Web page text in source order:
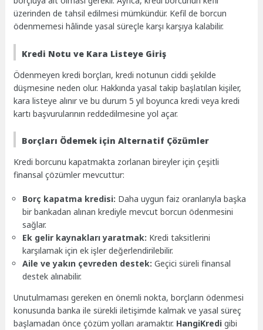
üzerinden de tahsil edilmesi mümkündür. Kefil de borcun
ödenmemesi hâlinde yasal süreçle karşı karşıya kalabilir.
Kredi Notu ve Kara Listeye Giriş
Ödenmeyen kredi borçları, kredi notunun ciddi şekilde
düşmesine neden olur. Hakkında yasal takip başlatılan kişiler,
kara listeye alınır ve bu durum 5 yıl boyunca kredi veya kredi
kartı başvurularının reddedilmesine yol açar.
Borçları Ödemek için Alternatif Çözümler
Kredi borcunu kapatmakta zorlanan bireyler için çeşitli
finansal çözümler mevcuttur:
Borç kapatma kredisi: Daha uygun faiz oranlarıyla başka
bir bankadan alınan krediyle mevcut borcun ödenmesini
sağlar.
Ek gelir kaynakları yaratmak: Kredi taksitlerini
karşılamak için ek işler değerlendirilebilir.
Aile ve yakın çevreden destek: Geçici süreli finansal
destek alınabilir.
Unutulmaması gereken en önemli nokta, borçların ödenmesi
konusunda banka ile sürekli iletişimde kalmak ve yasal süreç
başlamadan önce çözüm yolları aramaktır. HangiKredi gibi